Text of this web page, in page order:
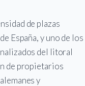
de plazas
España, y uno de los
del litoral
de propietarios
y